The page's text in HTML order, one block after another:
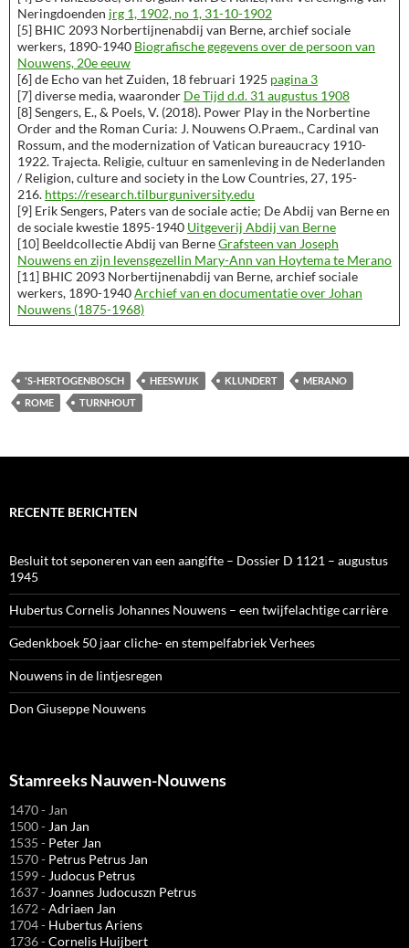
Neringdoenden jrg 1, 1902, no 1, 31-10-1902
[5] BHIC 2093 Norbertijnenabdij van Berne, archief sociale
werkers, 1890-1940 Biografische gegevens over de persoon van
Nouwens, 20e eeuw
[6] de Echo van het Zuiden, 18 februari 1925 pagina 3
[7] diverse media, waaronder De Tijd d.d. 31 augustus 1908
[8] Sengers, E., & Poels, V. (2018). Power Play in the Norbertine
Order and the Roman Curia: J. Nouwens O.Praem., Cardinal van
Rossum, and the modernization of Vatican bureaucracy 1910-
1922. Trajecta. Religie, cultuur en samenleving in de Nederlanden
/ Religion, culture and society in the Low Countries, 27, 195-
216. https://research.tilburguniversity.edu
[9] Erik Sengers, Paters van de sociale actie; De Abdij van Berne en
de sociale kwestie 1895-1940 Uitgeverij Abdij van Berne
[10] Beeldcollectie Abdij van BerneGrafsteen van Joseph
Nouwens en zijn levensgezellin Mary-Ann van Hoytema te Merano
[11] BHIC 2093 Norbertijnenabdij van Berne, archief sociale
werkers, 1890-1940Archief van en documentatie over Johan
Nouwens (1875-1968)
'S-HERTOGENBOSCH HEESWIJK KLUNDERT
MERANO
ROME
TURNHOUT
RECENTE BERICHTEN
Besluit tot seponeren van een aangifte – Dossier D 1121 – augustus
1945
Hubertus Cornelis Johannes Nouwens – een twijfelachtige carrière
Gedenkboek 50 jaar cliche- en stempelfabriek Verhees
Nouwens in de lintjesregen
Don Giuseppe Nouwens
Stamreeks Nauwen-Nouwens
1470 - Jan
1500 - Jan Jan
1535 - Peter Jan
1570 - Petrus Petrus Jan
1599 - Judocus Petrus
1637 - Joannes Judocuszn Petrus
1672 -Adriaen Jan
1704 - Hubertus Ariens
1736 -Cornelis Huijbert